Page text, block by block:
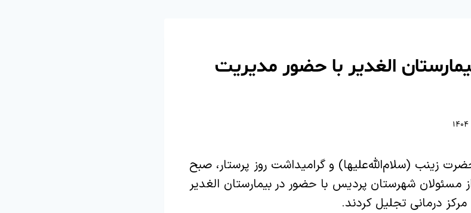
الغدیر با حضور مدیریت
زینب (سلام‌الله‌علیها) و گرامیداشت روز پرستار، صبح
جمعی از مسئولان شهرستان پردیس با حضور در بیمارستان الغدیر
درمانی تجلیل کردند.